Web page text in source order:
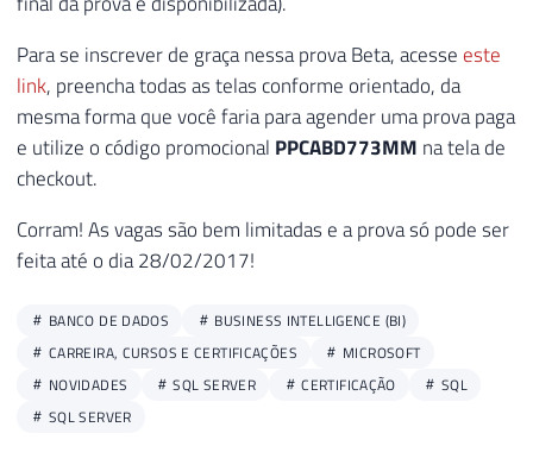
Para se inscrever de graça nessa prova Beta, acesse este
link, preencha todas as telas conforme orientado, da
mesma forma que você faria para agender uma prova paga
e utilize o código promocional PPCABD773MM na tela de
checkout.
Corram! As vagas são bem limitadas e a prova só pode ser
feita até o dia 28/02/2017!
BANCO DE DADOS
BUSINESS INTELLIGENCE (BI)
CARREIRA, CURSOS E CERTIFICAÇÕES
MICROSOFT
NOVIDADES
SQL SERVER CERTIFICAÇÃO
SQL
SQL SERVER